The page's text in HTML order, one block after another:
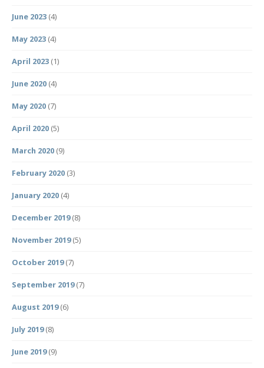
June 2023 (4)
May 2023 (4)
April 2023 (1)
June 2020 (4)
May 2020 (7)
April 2020 (5)
March 2020 (9)
February 2020 (3)
January 2020 (4)
December 2019(8)
November 2019(5)
October 2019(7)
September 2019(7)
August 2019(6)
July 2019(8)
June 2019(9)